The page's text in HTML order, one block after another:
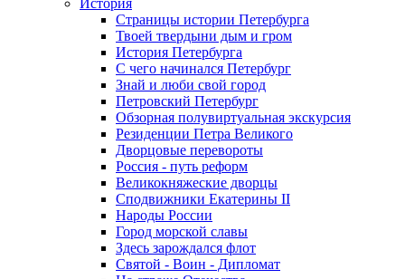
История
Страницы истории Петербурга
Твоей твердыни дым и гром
История Петербурга
С чего начинался Петербург
Знай и люби свой город
Петровский Петербург
Обзорная полувиртуальная экскурсия
Резиденции Петра Великого
Дворцовые перевороты
Россия - путь реформ
Великокняжеские дворцы
Сподвижники Екатерины II
Народы России
Город морской славы
Здесь зарождался флот
Святой - Воин - Дипломат